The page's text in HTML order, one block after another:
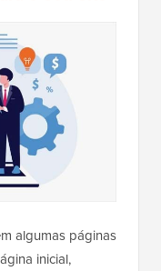
algumas páginas
inicial,